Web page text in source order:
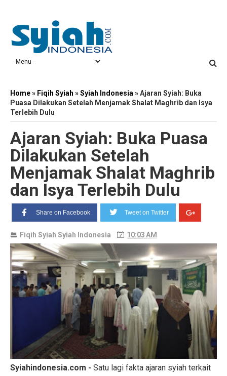
Home» Fiqih Syiah »Syiah Indonesia »Ajaran Syiah: Buka
Puasa Dilakukan Setelah Menjamak Shalat Maghrib dan Isya
Terlebih Dulu
Ajaran Syiah: Buka Puasa
Dilakukan Setelah
Menjamak Shalat Maghrib
dan Isya Terlebih Dulu
Share on Facebook Tweet on Twitter
Fiqih Syiah Syiah Indonesia 10:03 AM
Syiahindonesia.com - Satu lagi fakta ajaran syiah terkait